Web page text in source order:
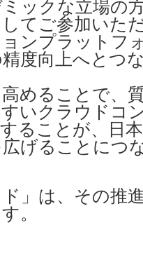
ックな立場の
てご参加いた
ンプラットフ
度向上へとつ
めることで、
いクラウドコ
ることが、日
げることにつ
ド」は、その推
。